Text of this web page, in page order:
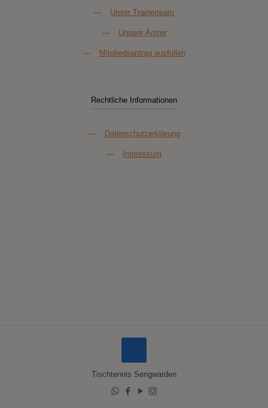
— Unser Trainerteam
— Unsere Ämter
— Mitgliedsantrag ausfüllen
Rechtliche Informationen
— Datenschutzerklärung
— Impressum
Tischtennis Sengwarden